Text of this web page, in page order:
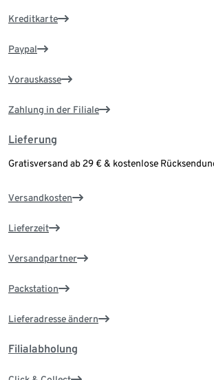
Kreditkarte
Paypal
Vorauskasse
Zahlung in der Filiale
Lieferung
Gratisversand ab 29 € & kostenlose
Versandkosten
Lieferzeit
Versandpartner
Packstation
Lieferadresse ändern
Filialabholung